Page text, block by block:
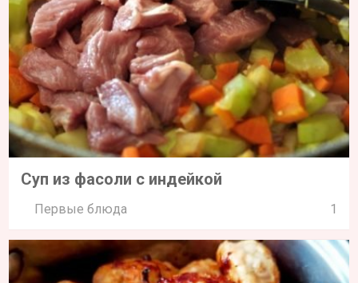
Суп из фасоли с индейкой
Первые блюда 1